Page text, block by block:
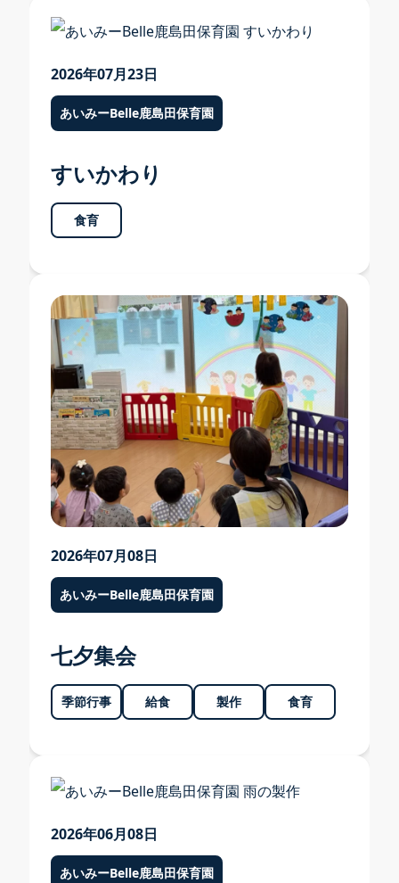
各園のご案内
各園のご案内 TOP
あいみー溝口保育園
あいみー高津保育園
あいみー南加瀬保育園
あいみーBelle鹿島田保育園
あいみー梶ヶ谷保育園
2026年07月23日
あいみーBelle鹿島田保育園
すいかわり
食育
2026年07月08日
あいみーBelle鹿島田保育園
七夕集会
季節行事 給食 製作 食育
2026年06月08日
あいみーBelle鹿島田保育園